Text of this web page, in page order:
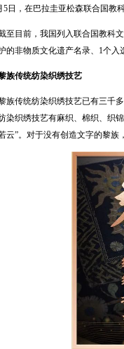
5日，在巴拉圭亚松森联合国教
至目前，我国列入联合国教科
的非物质文化遗产名录、1个入
族传统纺染织绣技艺
族传统纺染织绣技艺已有三千
染织绣技艺有麻织、棉织、织
云”。对于没有创造文字的黎族